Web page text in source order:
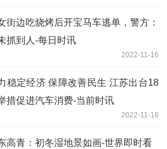
街边吃烧烤后开宝马车逃单，警方：
抓到人-每日时讯
2022-11-16
稳定经济 保障改善民生 江苏出台18
措促进汽车消费-当前时讯
2022-11-16
高青：初冬湿地景如画-世界即时看